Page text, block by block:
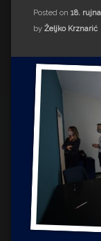
Drugi autori
Drugi autori
Matea Andrić
Ljiljana
Željko Krznarić
Mario Lovreković
Miroslav Šantek
Posted on 18.
by Željko Krznarić